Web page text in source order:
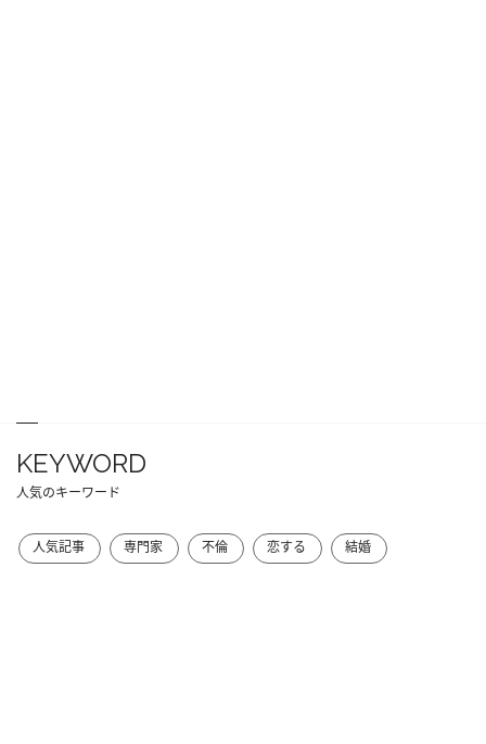
KEYWORD
人気のキーワード
人気記事 専門家 不倫 恋する 結婚